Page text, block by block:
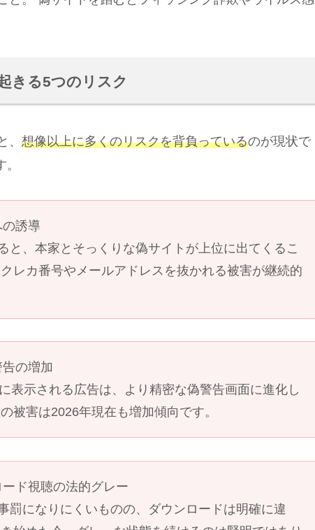
きる5つのリスク
、 想像以上に多くのリスクを背負っているのが現状で
誘導
と、本家とそっくりな偽サイトが上位に出てくるこ
レカ番号やメールアドレスを抜かれる被害が継続的
の増加
表示される広告は、より精密な偽警告画面に進化し
被害は2026年現在も増加傾向です。
ド視聴の法的グレー
罰になりにくいものの、ダウンロードは明確に違